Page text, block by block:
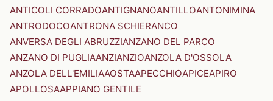
ANTICOLI CORRADOANTIGNANOANTILLOANTONIMINA
ANTRODOCOANTRONA SCHIERANCO
ANVERSA DEGLI ABRUZZIANZANO DEL PARCO
ANZANO DI PUGLIAANZIANZIOANZOLA D'OSSOLA
ANZOLA DELL'EMILIAAOSTAAPECCHIOAPICEAPIRO
APOLLOSAAPPIANO GENTILE